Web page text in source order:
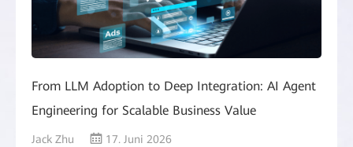
From LLM Adoption to Deep Integration: AI Agent
Engineering for Scalable Business Value
Jack Zhu 17. Juni 2026